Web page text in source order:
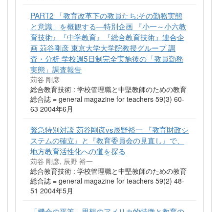
PART2 「教育改革下の教員たち:その勤務実態
と意識」を概観する—特別企画 『小一～小六教
育技術』『中学教育』『総合教育技術』連合企
画 苅谷剛彦 東京大学大学院教授グループ 調
査・分析 学校週5日制完全実施後の「教員勤務
実態」調査報告
苅谷 剛彦
総合教育技術 : 学校管理職と中堅教師のための教育
総合誌 = general magazine for teachers 59(3) 60-
63 2004年6月
緊急特別対談 苅谷剛彦vs辰野裕一 『教育財政シ
ステムの確立』と『教育委員会の見直し』で、
地方教育活性化への道を探る
苅谷 剛彦, 辰野 裕一
総合教育技術 : 学校管理職と中堅教師のための教育
総合誌 = general magazine for teachers 59(2) 48-
51 2004年5月